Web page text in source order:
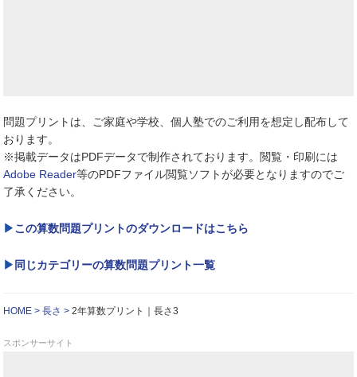
問題プリントは、ご家庭や学校、個人塾でのご利用を想定し配布して
おります。
※掲載データはPDFデータで制作されております。閲覧・印刷には
Adobe Reader等のPDFファイル閲覧ソフトが必要となりますのでご
了承ください。
この算数問題プリントのダウンロードはこちら
同じカテゴリーの算数問題プリント一覧
HOME 長さ 2年算数プリント｜長さ3
スポンサーサイト